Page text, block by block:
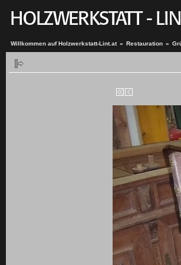
Willkommen auf Holzwerkstatt-Lint.at » Restauration »